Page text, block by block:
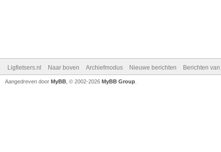
Ligfietsers.nl Naar boven Archiefmodus Nieuwe berichten Berichten
Aangedreven door MyBB , © 2002-2026 MyBB Group